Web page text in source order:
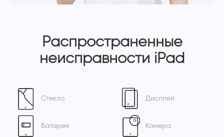
Распространенные
неисправности iPad
Стекло Дисплей
Батарея Камера